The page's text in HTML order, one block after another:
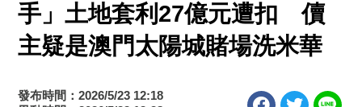
手」土地套利27億元遭扣 儥
主疑是澳門太陽城賭場洗米華
發布時間：2026/5/23 12:18